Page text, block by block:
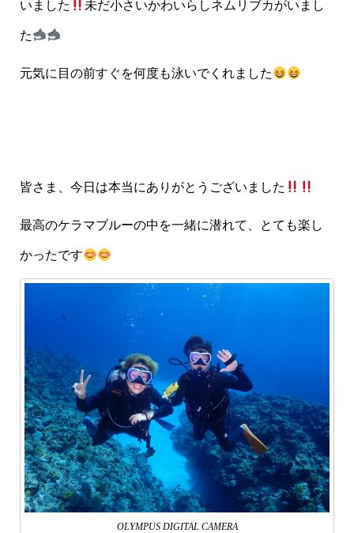
いました 未だ小さいかわいらしネムリブカがいまし
た
元気に目の前すぐを何度も泳いでくれました
皆さま、今日は本当にありがとうございました
最高のケラマブルーの中を一緒に潜れて、とても楽し
かったです
OLYMPUS DIGITAL CAMERA